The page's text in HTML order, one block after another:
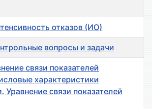
отказов (ИО)
вопросы и задачи
связи показателей
характеристики
Уравнение связи показателей